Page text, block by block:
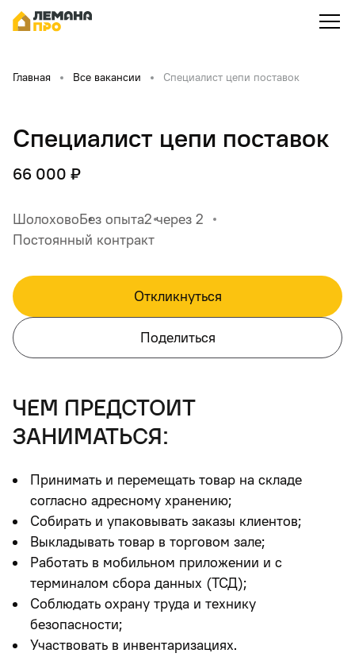
Главная Все вакансии Специалист цепи поставок
Специалист цепи поставок
66 000 ₽
ШолоховоБез опыта2 через 2
Постоянный контракт
Откликнуться
Поделиться
чем предстоит
заниматься:
Принимать и перемещать товар на складе
согласно адресному хранению;
Собирать и упаковывать заказы клиентов;
Выкладывать товар в торговом зале;
Работать в мобильном приложении и с
терминалом сбора данных (ТСД);
Соблюдать охрану труда и технику
безопасности;
Участвовать в инвентаризациях.